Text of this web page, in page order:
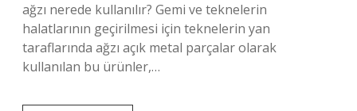
ağzı nerede kullanılır? Gemi ve teknelerin
halatlarının geçirilmesi için teknelerin yan
taraflarında ağzı açık metal parçalar olarak
kullanılan bu ürünler,…